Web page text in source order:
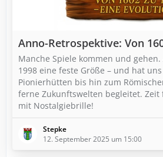
Anno-Retrospektive: Von
Manche Spiele kommen und
1998 eine feste Größe – und hat
Pionierhütten bis hin zum
ferne Zukunftswelten begleitet. Zeit
mit Nostalgiebrille!
Stepke
12. September 2025 um 15:00